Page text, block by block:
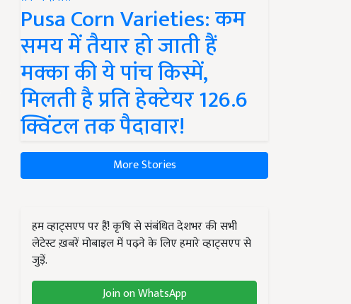
Pusa Corn Varieties: कम
समय में तैयार हो जाती हैं
मक्का की ये पांच किस्में,
मिलती है प्रति हेक्टेयर 126.6
क्विंटल तक पैदावार!
More Stories
हम व्हाट्सएप पर हैं! कृषि से संबंधित देशभर की सभी
लेटेस्ट ख़बरें मोबाइल में पढ़ने के लिए हमारे व्हाट्सएप से
जुड़ें.
Join on WhatsApp